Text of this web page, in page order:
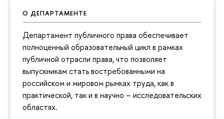
О ДЕПАРТАМЕНТЕ
Департамент публичного права обеспечивает
полноценный образовательный цикл в рамках
публичной отрасли права, что позволяет
выпускникам стать востребованными на
российском и мировом рынках труда, как в
практической, так и в научно – исследовательских
областях.